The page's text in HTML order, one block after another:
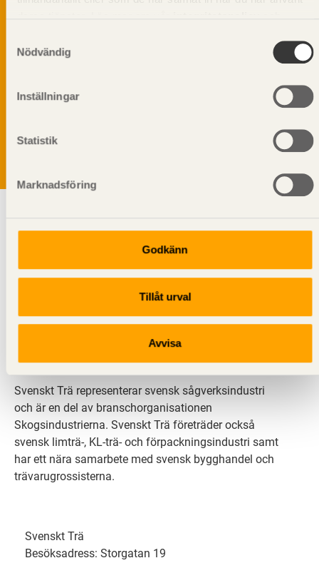
Nödvändig
Inställningar
Statistik
Marknadsföring
Godkänn
Tillåt urval
Avvisa
personuppgifter alltid hanteras på ett ansvarsfullt sätt.
Svenskt Trä sprider kunskap om trä, träprodukter och
träbyggande för att främja ett hållbart samhälle och
en livskraftig sågverksnäring. Det gör vi genom att
Svenskt Trä representerar svensk sågverksindustri
och är en del av branschorganisationen
Skogsindustrierna. Svenskt Trä företräder också
svensk limträ-, KL-trä- och förpackningsindustri samt
har ett nära samarbete med svensk bygghandel och
trävarugrossisterna.
Svenskt Trä
Besöksadress: Storgatan 19